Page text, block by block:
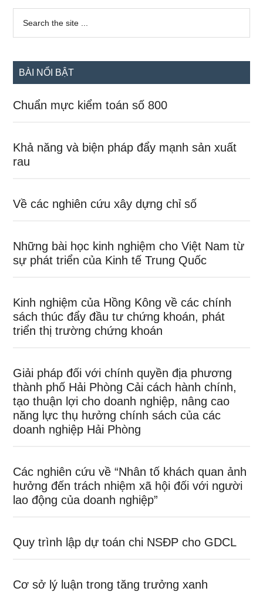
Sidebar
chính
...
BÀI NỔI BẬT
Chuẩn mực kiểm toán số 800
Khả năng và biện pháp đẩy mạnh sản xuất
rau
Về các nghiên cứu xây dựng chỉ số
Những bài học kinh nghiệm cho Việt Nam từ
sự phát triển của Kinh tế Trung Quốc
Kinh nghiệm của Hồng Kông về các chính
sách thúc đẩy đầu tư chứng khoán, phát
triển thị trường chứng khoán
Giải pháp đối với chính quyền địa phương
thành phố Hải Phòng Cải cách hành chính,
tạo thuận lợi cho doanh nghiệp, nâng cao
năng lực thụ hưởng chính sách của các
doanh nghiệp Hải Phòng
Các nghiên cứu về “Nhân tố khách quan ảnh
hưởng đến trách nhiệm xã hội đối với người
lao động của doanh nghiệp”
Quy trình lập dự toán chi NSĐP cho GDCL
Cơ sở lý luận trong tăng trưởng xanh